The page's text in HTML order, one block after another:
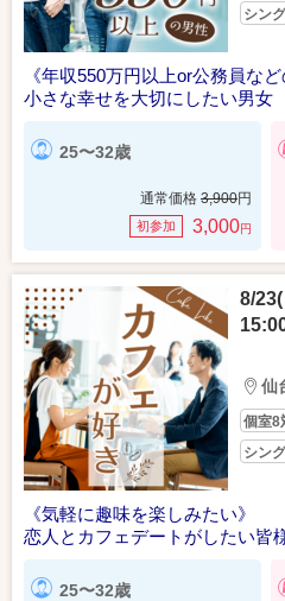
シン
《年収550万円以上or公務員など
小さな幸せを大切にしたい男女
25〜32歳
通常価格 3,900円
初参加 3,000円
8/
仙
個室8
シン
《気軽に趣味を楽しみたい》
恋人とカフェデートがしたい皆
25〜32歳